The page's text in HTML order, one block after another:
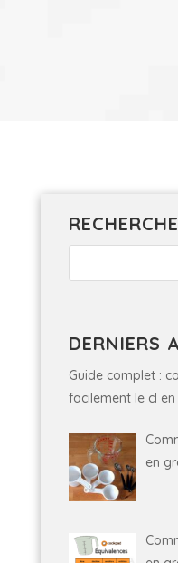
DERNIERS
Guide complet :
facilement le cl
en